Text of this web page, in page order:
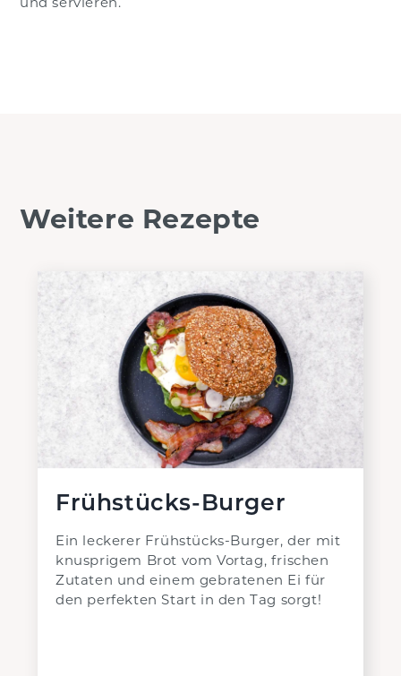
Weitere Rezepte
Frühstücks-Burger
Ein leckerer Frühstücks-Burger, der mit
knusprigem Brot vom Vortag, frischen
Zutaten und einem gebratenen Ei für
den perfekten Start in den Tag sorgt!